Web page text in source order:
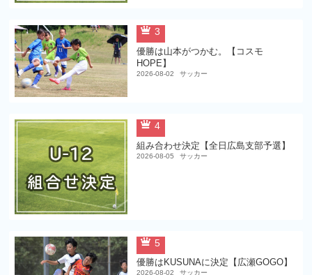
3
優勝は山本がつかむ。【コスモ
HOPE】
2026-08-02 サッカー
4
組み合わせ決定【全日広島支部予選】
2026-08-05 サッカー
5
優勝はKUSUNAに決定【広瀬GOGO】
2026-08-02 サッカー